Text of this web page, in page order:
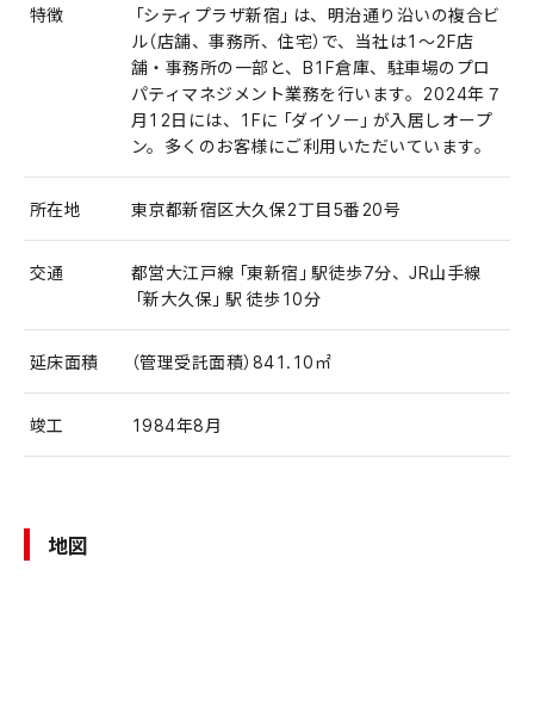
特徴
「シティプラザ新宿」は、明治通り沿いの複合ビ
ル（店舗、事務所、住宅）で、当社は1〜2F店
舗・事務所の一部と、B1F倉庫、駐車場のプロ
パティマネジメント業務を行います。2024年７
月12日には、1Fに「ダイソー」が入居しオープ
ン。多くのお客様にご利用いただいています。
所在地 東京都新宿区大久保2丁目5番20号
交通
都営大江戸線「東新宿」駅徒歩7分、JR山手線
「新大久保」駅 徒歩10分
延床面積 （管理受託面積）841.10㎡
竣工 1984年8月
地図